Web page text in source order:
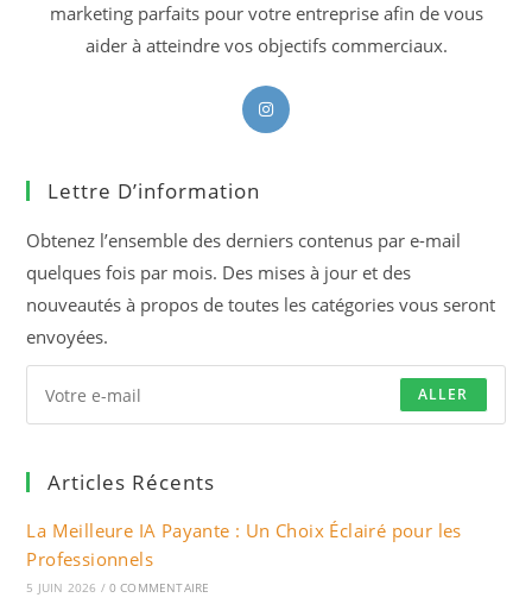
marketing parfaits pour votre entreprise afin de vous
aider à atteindre vos objectifs commerciaux.
S’ouvre
Lettre D’information
Obtenez l’ensemble des derniers contenus par e-mail
quelques fois par mois. Des mises à jour et des
nouveautés à propos de toutes les catégories vous seront
envoyées.
ALLER
Articles Récents
La Meilleure IA Payante : Un Choix Éclairé pour les
Professionnels
5 JUIN 2026 / 0 COMMENTAIRE